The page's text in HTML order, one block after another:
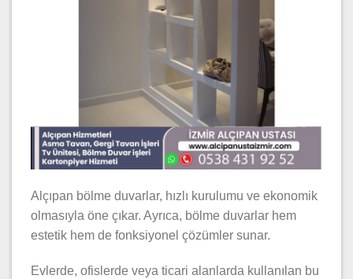
Alçıpan bölme duvarlar, hızlı kurulumu ve ekonomik
olmasıyla öne çıkar. Ayrıca, bölme duvarlar hem
estetik hem de fonksiyonel çözümler sunar.
Evlerde, ofislerde veya ticari alanlarda kullanılan bu